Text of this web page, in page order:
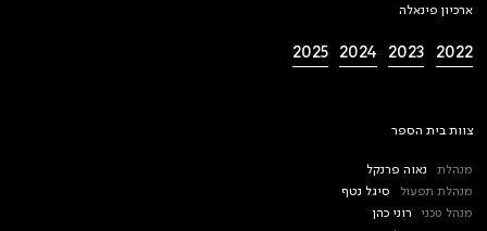
ארכיון פינאלה
2022
2023
2024
2025
צוות בית הספר
מנהלת
נאוה פרנקל
מנהלת תפעול
סיגל נטף
מנהל טכני
רוני כהן